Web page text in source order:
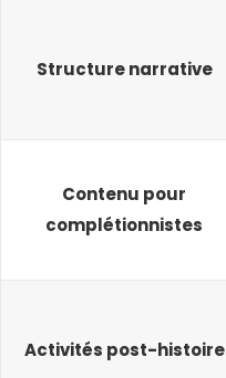
Structure narrative
Contenu pour
complétionnistes
Activités post-histoire